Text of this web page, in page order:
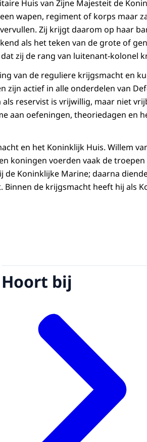
Huis van Zijne Majesteit de
wapen, regiment of korps maar
Zij krijgt daarom op haar
als het teken van de grote of
zij de rang van luitenant-kolonel
van de reguliere krijgsmacht en
zijn actief in alle onderdelen van
reservist is vrijwillig, maar niet
aan oefeningen, theoriedagen en
en het Koninklijk Huis. Willem
koningen voerden vaak de troepen
Koninklijke Marine; daarna
de krijgsmacht heeft hij als
Hoort bij